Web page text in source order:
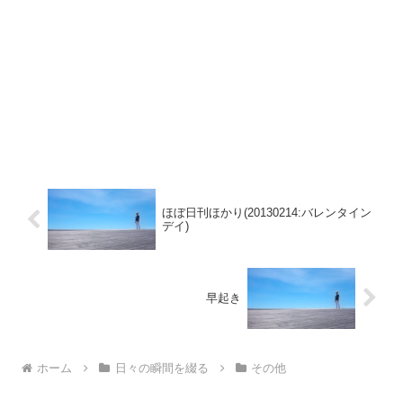
ほぼ日刊ほかり(20130214:バレンタイン
デイ)
早起き
ホーム 日々の瞬間を綴る その他